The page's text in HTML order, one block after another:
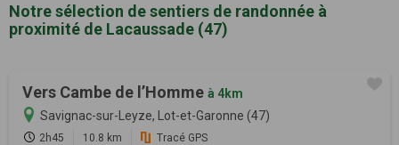
Notre sélection de sentiers de randonnée à
proximité de Lacaussade (47)
Vers Cambe de l’Homme à 4km
Savignac-sur-Leyze, Lot-et-Garonne (47)
2h45 10.8 km Tracé GPS